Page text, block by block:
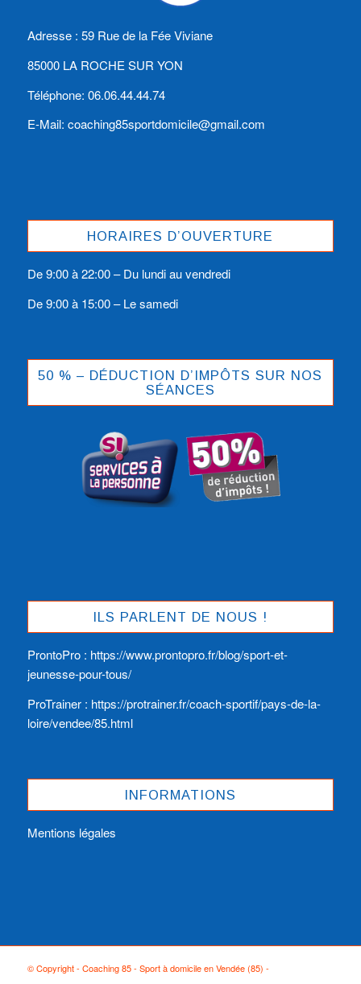
Adresse : 59 Rue de la Fée Viviane
85000 LA ROCHE SUR YON
Téléphone: 06.06.44.44.74
E-Mail: coaching85sportdomicile@gmail.com
HORAIRES D’OUVERTURE
De 9:00 à 22:00 – Du lundi au vendredi
De 9:00 à 15:00 – Le samedi
50 % – DÉDUCTION D’IMPÔTS SUR NOS
SÉANCES
ILS PARLENT DE NOUS !
ProntoPro : https://www.prontopro.fr/blog/sport-et-
jeunesse-pour-tous/
ProTrainer : https://protrainer.fr/coach-sportif/pays-de-la-
loire/vendee/85.html
INFORMATIONS
Mentions légales
© Copyright - Coaching 85 - Sport à domicile en Vendée (85) -